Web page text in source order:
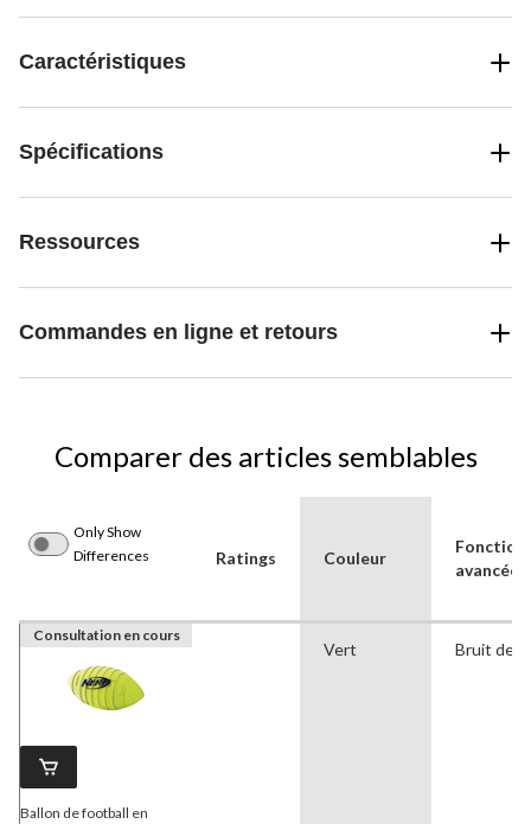
Caractéristiques
Spécifications
Ressources
Commandes en ligne et retours
Comparer des articles semblables
Only Show
Differences
Ratings Couleur
avancées
Consultation en cours
Ballon de football en
Vert Bruit de